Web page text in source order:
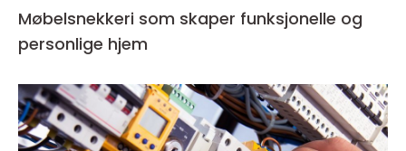
Møbelsnekkeri som skaper funksjonelle og
personlige hjem